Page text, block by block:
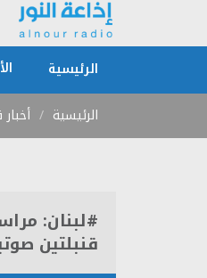
الرئيسية
الرئيسية
#لبنان:
قنبلتين